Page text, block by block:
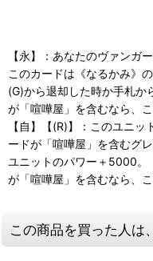
【永】：あなたのヴァンガ
このカードは《なるかみ》
(G)から退却した時か手札か
が「喧嘩屋」を含むなら、
【自】【(R)】：このユニ
ードが「喧嘩屋」を含むグ
ユニットのパワー＋5000。
が「喧嘩屋」を含むなら、
この商品を買った人は